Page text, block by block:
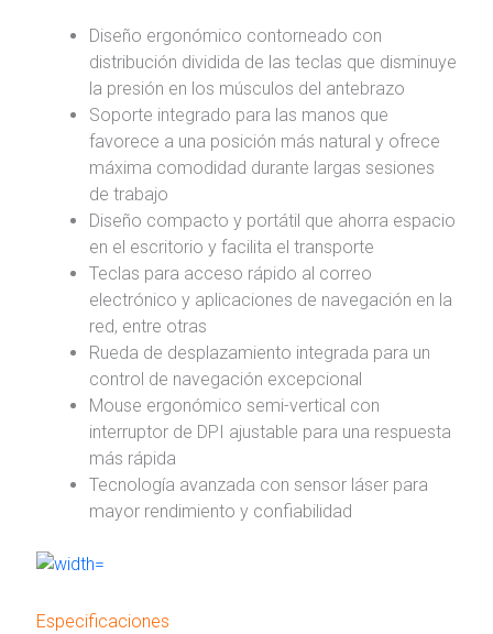
Diseño ergonómico contorneado con
distribución dividida de las teclas que disminuye
la presión en los músculos del antebrazo
Soporte integrado para las manos que
favorece a una posición más natural y ofrece
máxima comodidad durante largas sesiones
de trabajo
Diseño compacto y portátil que ahorra espacio
en el escritorio y facilita el transporte
Teclas para acceso rápido al correo
electrónico y aplicaciones de navegación en la
red, entre otras
Rueda de desplazamiento integrada para un
control de navegación excepcional
Mouse ergonómico semi-vertical con
interruptor de DPI ajustable para una respuesta
más rápida
Tecnología avanzada con sensor láser para
mayor rendimiento y confiabilidad
Especificaciones